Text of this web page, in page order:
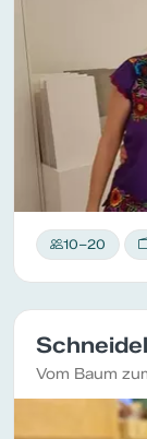
10–20
Vom Baum